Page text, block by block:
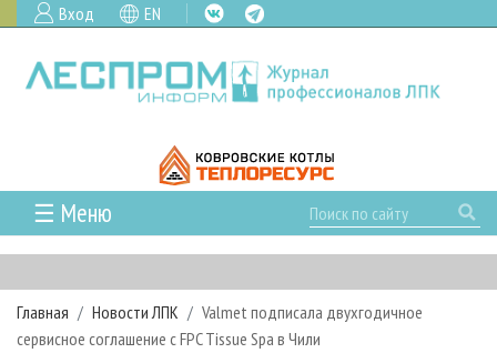
Вход EN
☰ Меню
ГЛАВНАЯ
РУБРИКИ И ТЕМЫ
РУБРИКИ ЖУРНАЛА
НОВОСТИ
Главная Новости ЛПК
Valmet подписала двухгодичное
сервисное соглашение с FPC Tissue Spa в Чили